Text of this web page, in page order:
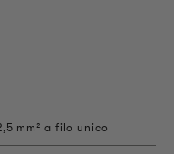
mm² a filo unico